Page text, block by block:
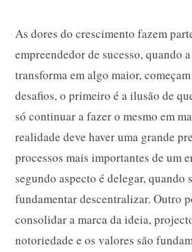
As dores do crescimento fazem
empreendedor de sucesso, quando
transforma em algo maior,
desafios, o primeiro é a ilusão de
só continuar a fazer o mesmo em
realidade deve haver uma grande
processos mais importantes de um
segundo aspecto é delegar, quando
fundamentar descentralizar. Outro
consolidar a marca da ideia,
notoriedade e os valores são